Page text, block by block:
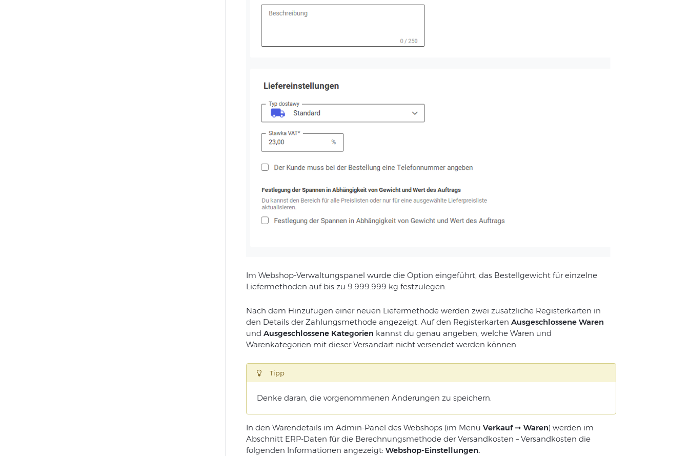
Im Webshop-Verwaltungspanel wurde die Option eingeführt, das Bestellgewicht für einzelne
Liefermethoden auf bis zu 9.999.999 kg festzulegen.
Nach dem Hinzufügen einer neuen Liefermethode werden zwei zusätzliche Registerkarten in
den Details der Zahlungsmethode angezeigt. Auf den Registerkarten Ausgeschlossene Waren
und Ausgeschlossene Kategorien kannst du genau angeben, welche Waren und
Warenkategorien mit dieser Versandart nicht versendet werden können.
Tipp
Denke daran, die vorgenommenen Änderungen zu speichern.
In den Warendetails im Admin-Panel des Webshops (im Menü Verkauf➞ Waren) werden im
Abschnitt ERP-Daten für die Berechnungsmethode der Versandkosten – Versandkosten die
folgenden Informationen angezeigt: Webshop-Einstellungen.